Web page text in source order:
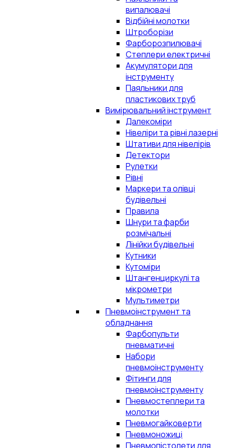
випалювачі
Відбійні молотки
Штроборізи
Фарборозпилювачі
Степлери електричні
Акумулятори для
інструменту
Паяльники для
пластикових труб
Вимірювальний інструмент
Далекоміри
Нівеліри та рівні лазерні
Штативи для нівелірів
Детектори
Рулетки
Рівні
Маркери та олівці
будівельні
Правила
Шнури та фарби
розмічальні
Лінійки будівельні
Кутники
Кутоміри
Штангенциркулі та
мікрометри
Мультиметри
Пневмоінструмент та
обладнання
Фарбопульти
пневматичні
Набори
пневмоінструменту
Фітинги для
пневмоінструменту
Пневмостеплери та
молотки
Пневмогайковерти
Пневмоножиці
Пневмопістолети для